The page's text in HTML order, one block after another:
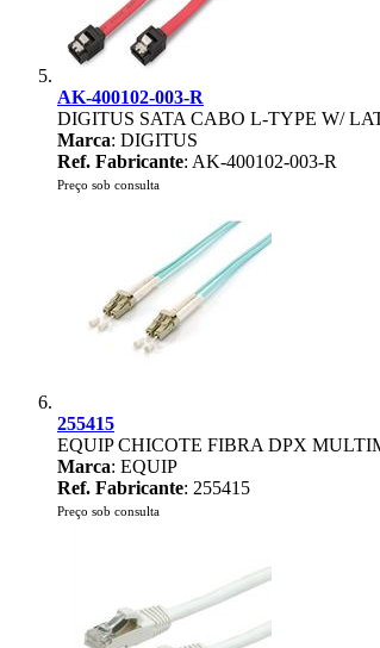
AK-400102-003-R
DIGITUS SATA CABO L-TYPE W/
Marca: DIGITUS
Ref. Fabricante: AK-400102-003-R
Preço sob consulta
255415
EQUIP CHICOTE FIBRA DPX
Marca: EQUIP
Ref. Fabricante: 255415
Preço sob consulta